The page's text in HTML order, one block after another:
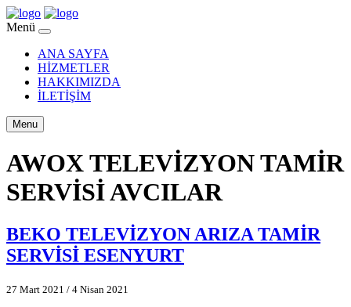
Menü
ANA SAYFA
HİZMETLER
HAKKIMIZDA
İLETİŞİM
Menu
AWOX TELEVİZYON TAMİR
SERVİSİ AVCILAR
BEKO TELEVİZYON ARIZA TAMİR
SERVİSİ ESENYURT
27 Mart 2021 / 4 Nisan 2021